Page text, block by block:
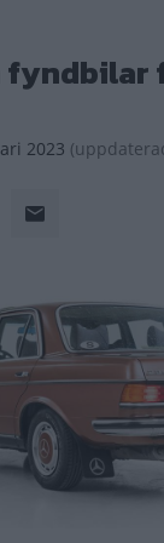
fyndbilar
2023 (